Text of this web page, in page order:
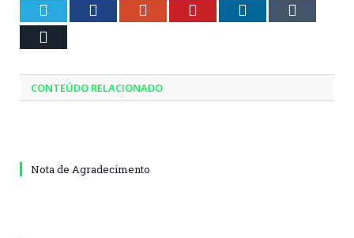
Twitter Facebook Google+ Pinterest LinkedIn
CONTEÚDO RELACIONADO
Nota de Agradecimento